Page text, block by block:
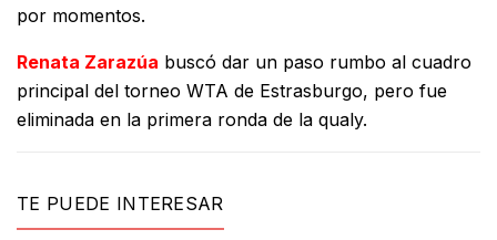
por momentos.
Renata Zarazúa buscó dar un paso rumbo al cuadro
principal del torneo WTA de Estrasburgo, pero fue
eliminada en la primera ronda de la qualy.
TE PUEDE INTERESAR